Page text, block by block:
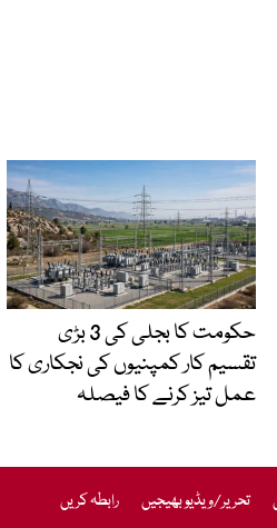
حکومت کا بجلی کی 3 بڑی
تقسیم کار کمپنیوں کی نجکاری کا
عمل تیز کرنے کا فیصلہ
تحریر/ویڈیو بھیجیں
رابطہ کریں